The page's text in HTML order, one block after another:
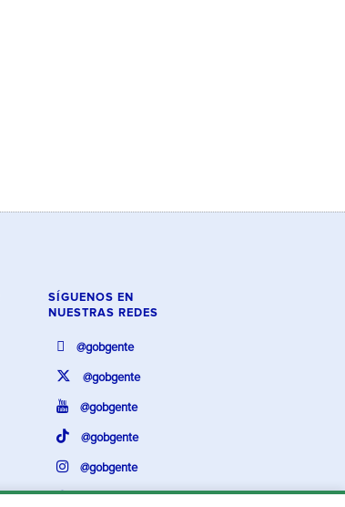
SÍGUENOS EN
NUESTRAS REDES
@gobgente
@gobgente
@gobgente
@gobgente
@gobgente
@gobgente